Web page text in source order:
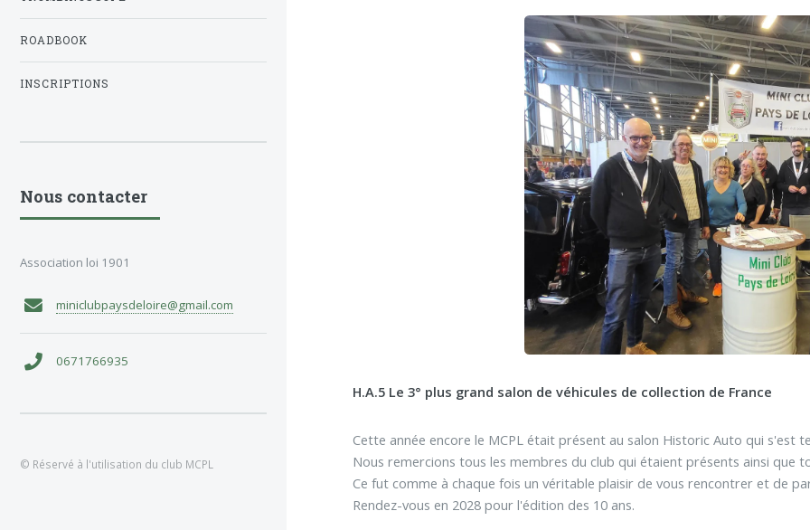
H.A.5 Le 3° plus grand salon de véhicules de collection de France
Cette année encore le MCPL était présent au salon Historic Auto qui s'est
Nous remercions tous les membres du club qui étaient présents ainsi que
Ce fut comme à chaque fois un véritable plaisir de vous rencontrer et de
Rendez-vous en 2028 pour l'édition des 10 ans.
ROADBOOK
INSCRIPTIONS
Nous contacter
Association loi 1901
miniclubpaysdeloire@gmail.com
0671766935
© Réservé à l'utilisation du club MCPL